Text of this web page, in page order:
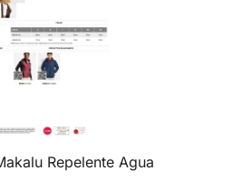
Repelente Agua